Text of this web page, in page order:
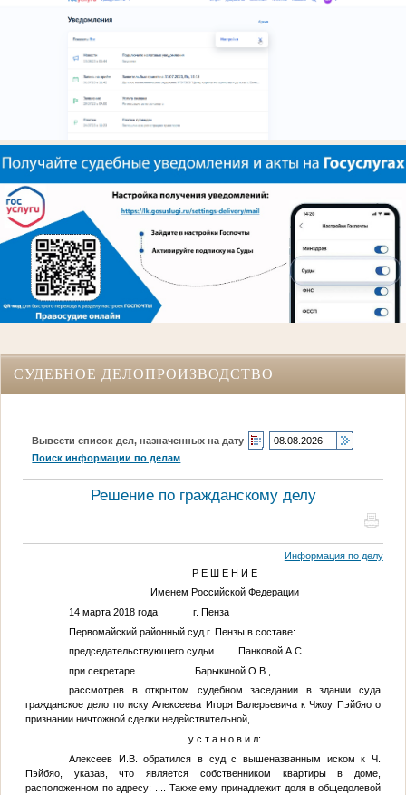
СУДЕБНОЕ ДЕЛОПРОИЗВОДСТВО
Вывести список дел, назначенных на дату
Поиск информации по делам
Решение по гражданскому делу
Информация по делу
Р Е Ш Е Н И Е
Именем Российской Федерации
14 марта 2018 года г. Пенза
Первомайский районный суд г. Пензы в составе:
председательствующего судьи Панковой А.С.
при секретаре Барыкиной О.В.,
рассмотрев в открытом судебном заседании в здании суда
гражданское дело по иску Алексеева Игоря Валерьевича к Чжоу Пэйбяо о
признании ничтожной сделки недействительной,
у с т а н о в и л:
Алексеев И.В. обратился в суд с вышеназванным иском к Ч.
Пэйбяо, указав, что является собственником квартиры в доме,
расположенном по адресу:
. Также ему принадлежит доля в общедолевой